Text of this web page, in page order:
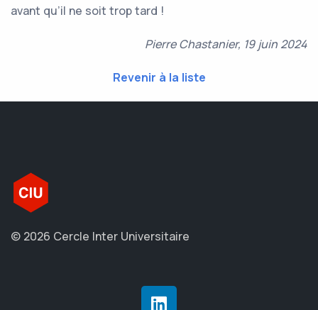
avant qu’il ne soit trop tard !
Pierre Chastanier, 19 juin 2024
Revenir à la liste
© 2026 Cercle Inter Universitaire